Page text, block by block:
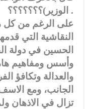
الوزير)؟؟؟؟؟؟؟ .
على الرغم من كل
النقاشية التي
الحسين في دولة
وأسس ومفاهيم
والعدالة وتكافؤ
الجانب، ومع
تزال في الاذهان